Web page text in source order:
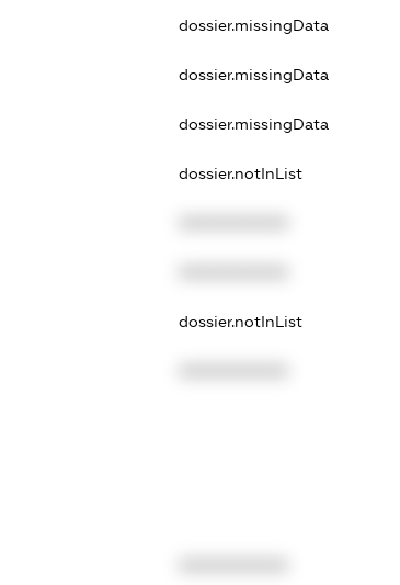
dossier.missingData
dossier.missingData
dossier.missingData
dossier.notInList
dossier.notInList